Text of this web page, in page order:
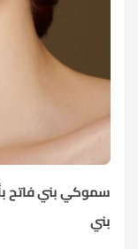
سموكي بني فاتح
بني